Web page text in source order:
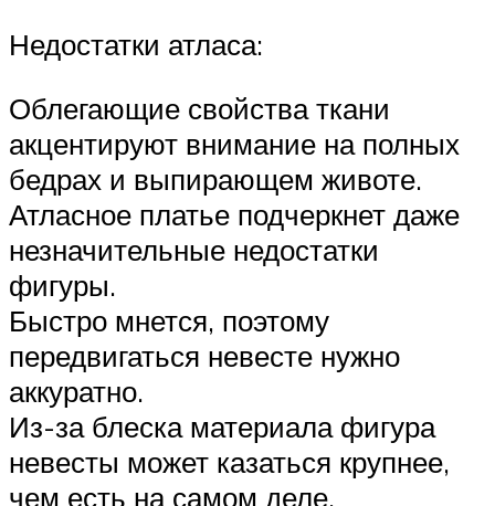
Недостатки атласа:
Облегающие свойства ткани
акцентируют внимание на полных
бедрах и выпирающем животе.
Атласное платье подчеркнет даже
незначительные недостатки
фигуры.
Быстро мнется, поэтому
передвигаться невесте нужно
аккуратно.
Из-за блеска материала фигура
невесты может казаться крупнее,
чем есть на самом деле.